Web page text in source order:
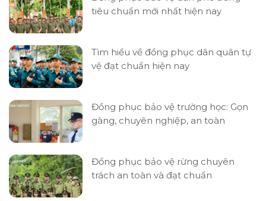
tiêu chuẩn mới nhất hiện nay
Tìm hiểu về đồng phục dân quân tự
vệ đạt chuẩn hiện nay
Đồng phục bảo vệ trường học: Gọn
gàng, chuyên nghiệp, an toàn
Đồng phục bảo vệ rừng chuyên
trách an toàn và đạt chuẩn